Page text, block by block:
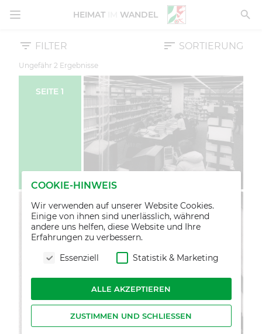
MENÜ ÖFFNENHEIMAT WANDEL
FILTER SORTIERUNG
Ungefähr 2 Ergebnisse
SEITE1
COOKIE-HINWEIS
Wir verwenden auf unserer Website Cookies.
Einige von ihnen sind unerlässlich, während
andere uns helfen, diese Website und Ihre
Erfahrungen zu verbessern.
Essenziell
Statistik & Marketing
ALLE AKZEPTIEREN
ZUSTIMMEN UND SCHLIESSEN